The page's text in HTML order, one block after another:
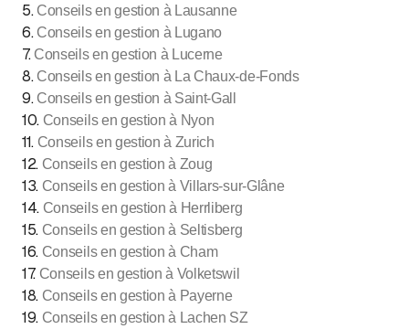
5. Conseils en gestion à Lausanne
6. Conseils en gestion à Lugano
7. Conseils en gestion à Lucerne
8. Conseils en gestion à La Chaux-de-Fonds
9. Conseils en gestion à Saint-Gall
10. Conseils en gestion à Nyon
11. Conseils en gestion à Zurich
12. Conseils en gestion à Zoug
13. Conseils en gestion à Villars-sur-Glâne
14. Conseils en gestion à Herrliberg
15. Conseils en gestion à Seltisberg
16. Conseils en gestion à Cham
17. Conseils en gestion à Volketswil
18. Conseils en gestion à Payerne
19. Conseils en gestion à Lachen SZ